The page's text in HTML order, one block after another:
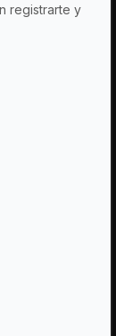
registrarte y